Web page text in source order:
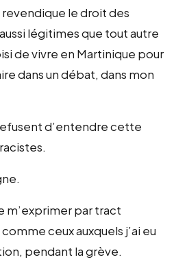
le droit des
légitimes que tout autre
de vivre en Martinique pour
dans un débat, dans mon
d’entendre cette
m’exprimer par tract
ceux auxquels j’ai eu
pendant la grève.